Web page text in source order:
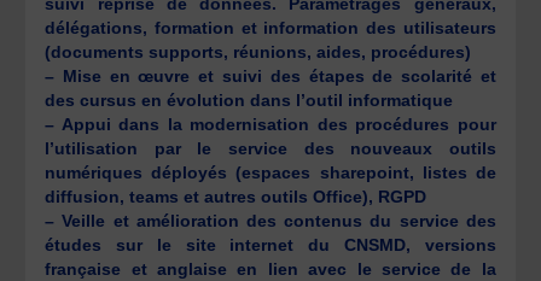
délégations, formation et information des utilisateurs
(documents supports, réunions, aides, procédures)
– Mise en œuvre et suivi des étapes de scolarité et
des cursus en évolution dans l’outil informatique
– Appui dans la modernisation des procédures pour
l’utilisation par le service des nouveaux outils
numériquesdéployés (espaces sharepoint, listes de
diffusion, teams et autres outils Office), RGPD
– Veille et amélioration des contenus du service des
études sur le site internet du CNSMD, versions
française et anglaise en lien avec le service de la